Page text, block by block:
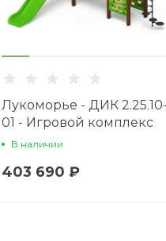
Лукоморье - ДИК 2.25.10-
01 - Игровой комплекс
H=1200
В наличии
403 690 ₽